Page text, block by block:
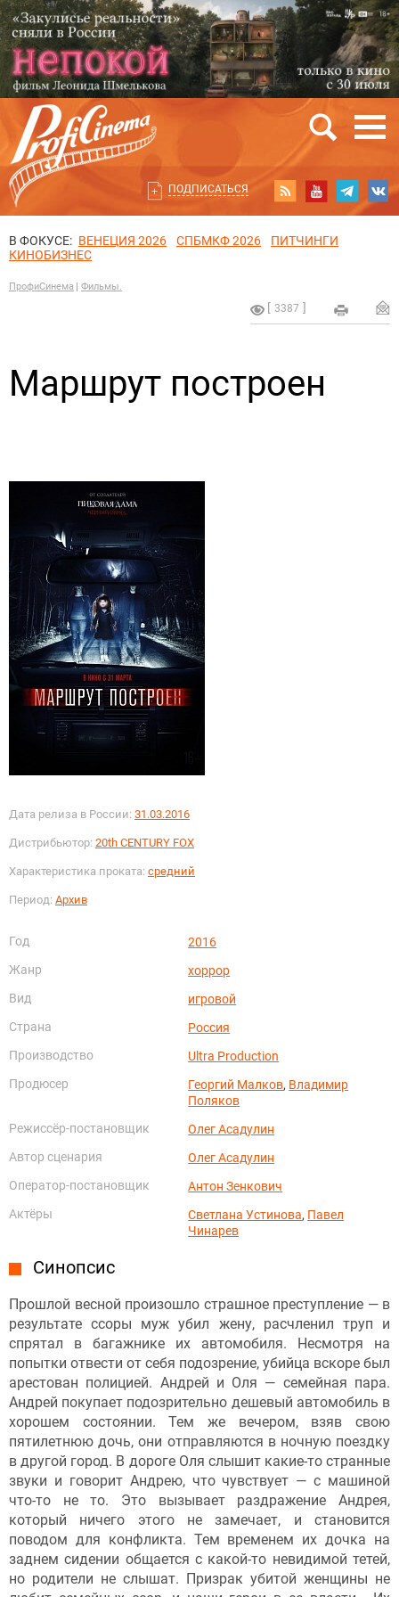
ПОДПИСАТЬСЯ
В ФОКУСЕ: ВЕНЕЦИЯ 2026 СПБМКФ 2026
ПИТЧИНГИ
КИНОБИЗНЕС
ПрофиСинема Фильмы.
3387
Маршрут построен
Дата релиза в России: 31.03.2016
Дистрибьютор: 20th CENTURY FOX
Характеристика проката: средний
Период: Архив
Год
2016
Жанр
хоррор
Вид
игровой
Страна
Россия
Производство
Ultra Production
Продюсер
Георгий Малков, Владимир
Поляков
Режиссёр-постановщик
Олег Асадулин
Автор сценария
Олег Асадулин
Оператор-постановщик
Антон Зенкович
Актёры
Светлана Устинова, Павел
Чинарев
Синопсис
Прошлой весной произошло страшное преступление — в
результате ссоры муж убил жену, расчленил труп и
спрятал в багажнике их автомобиля. Несмотря на
попытки отвести от себя подозрение, убийца вскоре был
арестован полицией. Андрей и Оля — семейная пара.
Андрей покупает подозрительно дешевый автомобиль в
хорошем состоянии. Тем же вечером, взяв свою
пятилетнюю дочь, они отправляются в ночную поездку
в другой город. В дороге Оля слышит какие-то странные
звуки и говорит Андрею, что чувствует — с машиной
что-то не то. Это вызывает раздражение Андрея,
который ничего этого не замечает, и становится
поводом для конфликта. Тем временем их дочка на
заднем сидении общается с какой-то невидимой тетей,
но родители не слышат. Призрак убитой женщины не